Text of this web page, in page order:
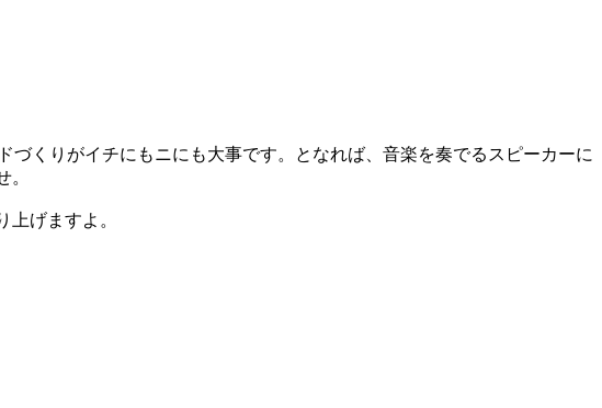
くりがイチにもニにも大事です。となれば、音楽を奏でるスピーカーに
げますよ。